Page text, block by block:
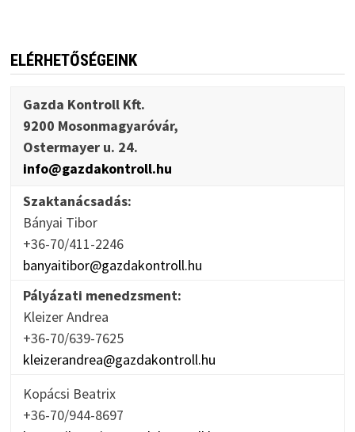
ELÉRHETŐSÉGEINK
Gazda Kontroll Kft.
9200 Mosonmagyaróvár,
Ostermayer u. 24.
info@gazdakontroll.hu
Szaktanácsadás:
Bányai Tibor
+36-70/411-2246
banyaitibor@gazdakontroll.hu
Pályázati menedzsment:
Kleizer Andrea
+36-70/639-7625
kleizerandrea@gazdakontroll.hu
Kopácsi Beatrix
+36-70/944-8697